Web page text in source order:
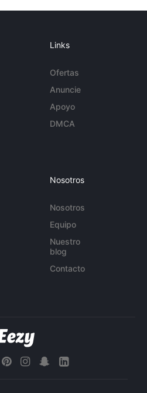
Links
Ofertas
Anuncie
Apoyo
DMCA
Nosotros
Nosotros
Equipo
Nuestro
blog
Contacto